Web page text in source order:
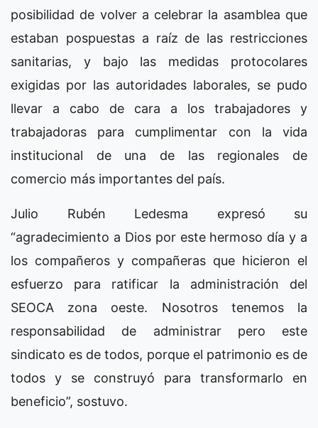
posibilidad de volver a celebrar la asamblea que
estaban pospuestas a raíz de las restricciones
sanitarias, y bajo las medidas protocolares
exigidas por las autoridades laborales, se pudo
llevar a cabo de cara a los trabajadores y
trabajadoras para cumplimentar con la vida
institucional de una de las regionales de
comercio más importantes del país.
Julio Rubén Ledesma expresó su
“agradecimiento a Dios por este hermoso día y a
los compañeros y compañeras que hicieron el
esfuerzo para ratificar la administración del
SEOCA zona oeste. Nosotros tenemos la
responsabilidad de administrar pero este
sindicato es de todos, porque el patrimonio es de
todos y se construyó para transformarlo en
beneficio”, sostuvo.